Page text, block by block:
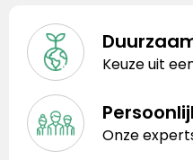
Keuze uit
Onze